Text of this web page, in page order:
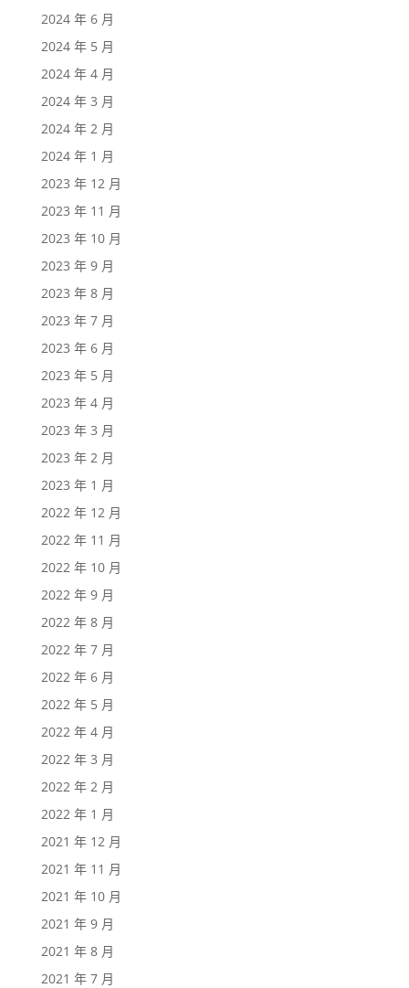
2024 年 6 月
2024 年 5 月
2024 年 4 月
2024 年 3 月
2024 年 2 月
2024 年 1 月
2023 年 12 月
2023 年 11 月
2023 年 10 月
2023 年 9 月
2023 年 8 月
2023 年 7 月
2023 年 6 月
2023 年 5 月
2023 年 4 月
2023 年 3 月
2023 年 2 月
2023 年 1 月
2022 年 12 月
2022 年 11 月
2022 年 10 月
2022 年 9 月
2022 年 8 月
2022 年 7 月
2022 年 6 月
2022 年 5 月
2022 年 4 月
2022 年 3 月
2022 年 2 月
2022 年 1 月
2021 年 12 月
2021 年 11 月
2021 年 10 月
2021 年 9 月
2021 年 8 月
2021 年 7 月